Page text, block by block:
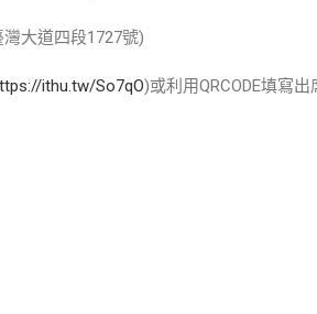
大道四段1727號)
ithu.tw/So7qO)或利用QRCODE填寫